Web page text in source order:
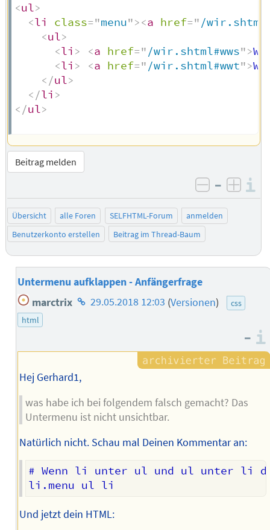
<ul>
<li class="menu"><a href=" /wir.shtml
<ul>
<li > <a href=" /wir.shtml#wws">
<li > <a href=" /wir.shtml#wwt">
</ul>
</li >
</ul>
Beitrag melden
negativ
–
Übersicht alle Foren SELFHTML-Forum
anmelden
Benutzerkonto erstellen
Beitrag im Thread-Baum
Untermenu aufklappen - Anfängerfrage
marctrix Homepage
29.05.2018 12:03 (Versionen)
css
html
–
Hej Gerhard1,
was habe ich bei folgendem falsch gemacht? Das
Untermenu ist nicht unsichtbar.
Natürlich nicht. Schau mal Deinen Kommentar an:
# Wenn li unter ul und ul unter li
Und jetzt dein HTML: